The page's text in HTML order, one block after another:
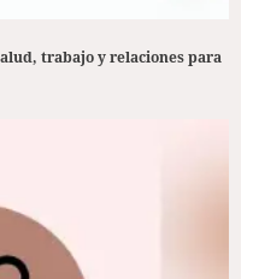
trabajo y relaciones para